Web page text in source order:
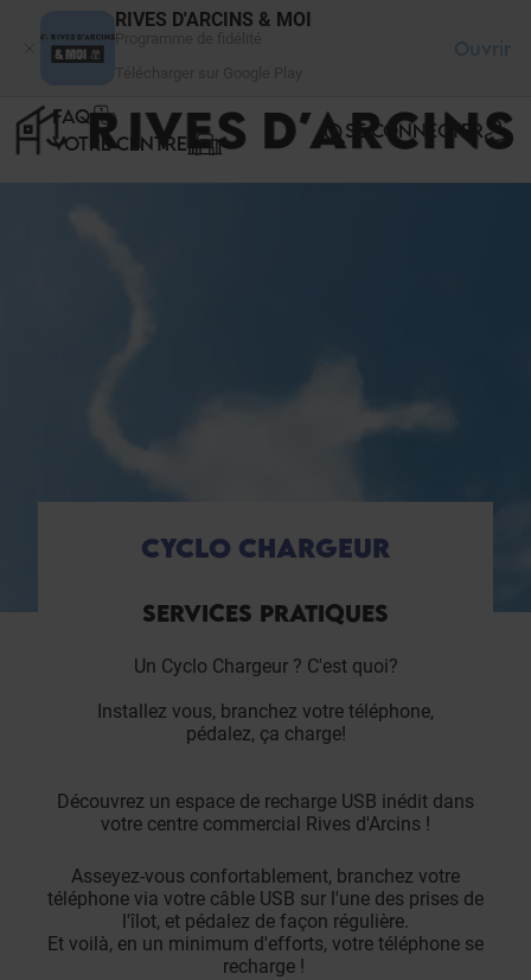
RIVES D'ARCINS & MOI
Ouvrir
FAQ
VOTRE CENTRE
SE CONNECTER
CYCLO CHARGEUR
SERVICES PRATIQUES
Un Cyclo Chargeur ? C'est quoi?
Installez vous, branchez votre téléphone,
pédalez, ça charge!
Découvrez un espace de recharge USB inédit dans
votre centre commercial Rives d'Arcins !
Asseyez-vous confortablement, branchez votre
téléphone via votre câble USB sur l'une des prises de
l'îlot, et pédalez de façon régulière.
Et voilà, en un minimum d'efforts, votre téléphone se
recharge !
Panneau de gestion des cookies